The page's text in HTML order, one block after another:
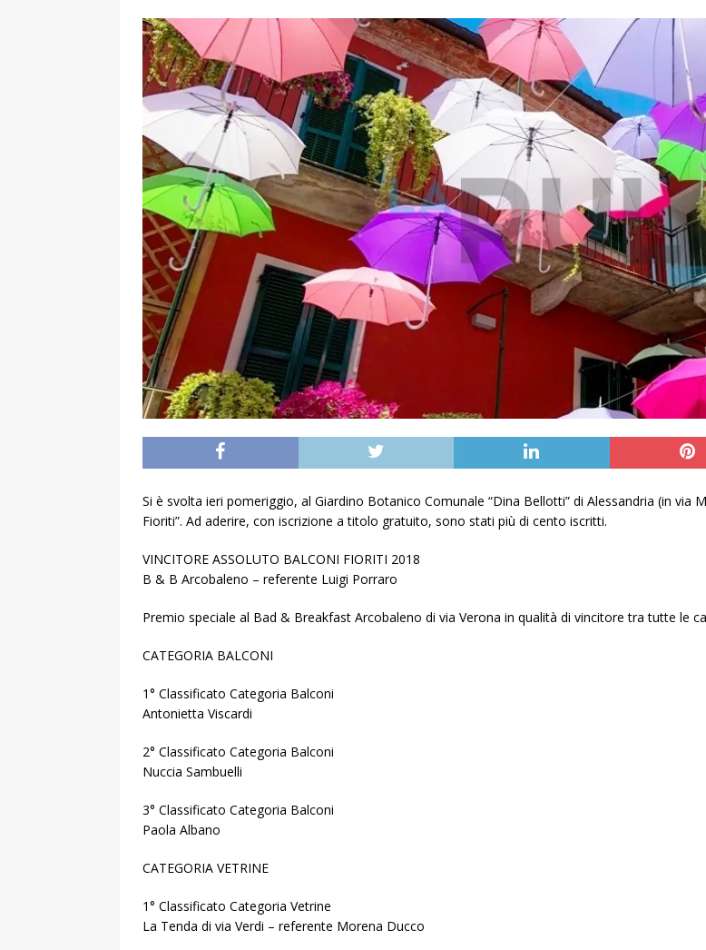
Si è svolta ieri pomeriggio, al Giardino Botanico Comunale “Dina Bellotti” di Alessandria (in via
Fioriti”. Ad aderire, con iscrizione a titolo gratuito, sono stati più di cento iscritti.
VINCITORE ASSOLUTO BALCONI FIORITI 2018
B & B Arcobaleno – referente Luigi Porraro
Premio speciale al Bad & Breakfast Arcobaleno di via Verona in qualità di vincitore tra tutte le
CATEGORIA BALCONI
1° Classificato Categoria Balconi
Antonietta Viscardi
2° Classificato Categoria Balconi
Nuccia Sambuelli
3° Classificato Categoria Balconi
Paola Albano
CATEGORIA VETRINE
1° Classificato Categoria Vetrine
La Tenda di via Verdi – referente Morena Ducco